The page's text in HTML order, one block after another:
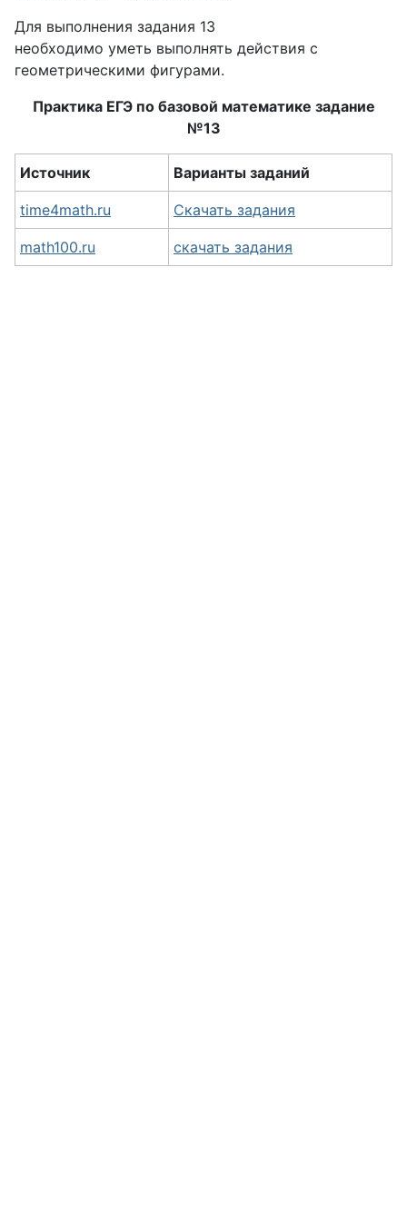
Для выполнения задания 13
необходимо уметь выполнять действия с
геометрическими фигурами.
Практика ЕГЭ по базовой математике задание
№13
Источник Варианты заданий
time4math.ru Скачать задания
math100.ru скачать задания